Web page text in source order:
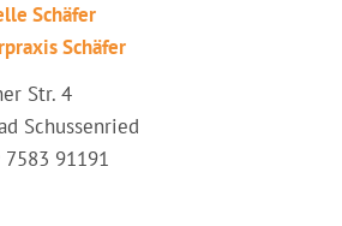
Schäfer
Schäfer
Str. 4
Schussenried
7583 91191